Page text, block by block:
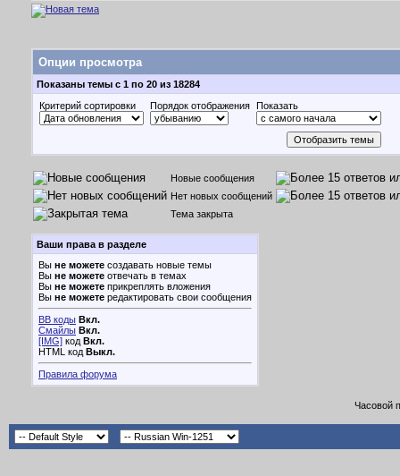
Опции просмотра
Показаны темы с 1 по 20 из 18284
Критерий сортировки
Порядок отображения Показать
Новые сообщения
Нет новых сообщений
Тема закрыта
Ваши права в разделе
Вы не можете создавать новые темы
Вы не можете отвечать в темах
Вы не можете прикреплять вложения
Вы не можете редактировать свои сообщения
BB коды Вкл.
Смайлы Вкл.
[IMG] код Вкл.
HTML код Выкл.
Правила форума
Часовой